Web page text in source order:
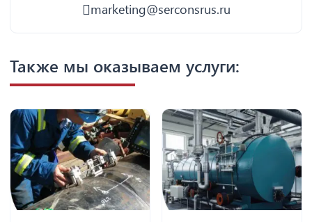
marketing@serconsrus.ru
Также мы оказываем услуги: